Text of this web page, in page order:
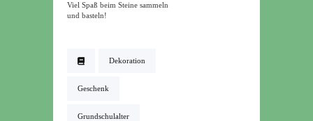
Viel Spaß beim Steine sammeln
und basteln!
Dekoration
Geschenk
Grundschulalter